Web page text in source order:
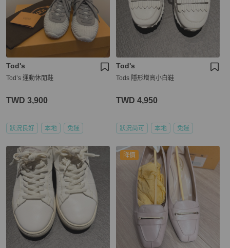
Tod's
Tod’s 運動休閒鞋
TWD 3,900
狀況良好 本地 免運
Tod's
Tods 隱形增高小白鞋
TWD 4,950
狀況尚可 本地 免運
降價